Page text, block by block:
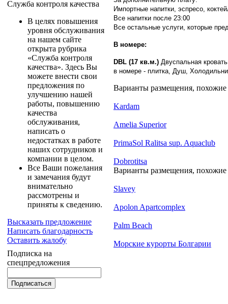
Служба контроля качества
В целях повышения
уровня обслуживания
на нашем сайте
открыта рубрика
«Служба контроля
качества». Здесь Вы
можете внести свои
предложения по
улучшению нашей
работы, повышению
качества
обслуживания,
написать о
недостатках в работе
наших сотрудников и
компании в целом.
Все Ваши пожелания
и замечания будут
внимательно
рассмотрены и
приняты к сведению.
Высказать предложение
Написать благодарность
Оставить жалобу
Подписка на
спецпредложения
Импортные напитки, эспресо,
Все напитки после 23:00
Все остальныe услуги, которые
В номере:
DBL (17 кв.м.) Двуспальная
в номере - плитка, Душ,
Варианты размещения, похожие
Kardam
Amelia Superior
PrimaSol Ralitsa sup. Aquaclub
Dobrotitsa
Варианты размещения, похожие
Slavey
Apolon Apartcomplex
Palm Beach
Морские курорты Болгарии